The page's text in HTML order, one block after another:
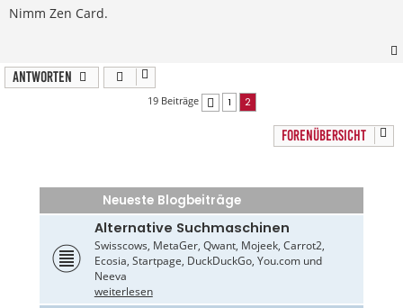
r
a
Nimm Zen Card.
Antworten
19 Beiträge Vorherige
1 2
FORENÜBERSICHT
Neueste Blogbeiträge
Alternative Suchmaschinen
Swisscows, MetaGer, Qwant, Mojeek, Carrot2,
Ecosia, Startpage, DuckDuckGo, You.com und
Neeva
weiterlesen